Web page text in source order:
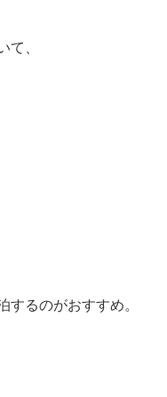
て、
するのがおすすめ。